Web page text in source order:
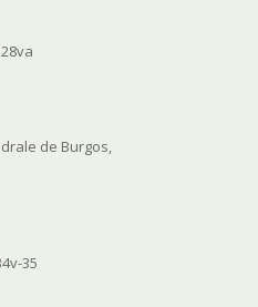
de Burgos,
35